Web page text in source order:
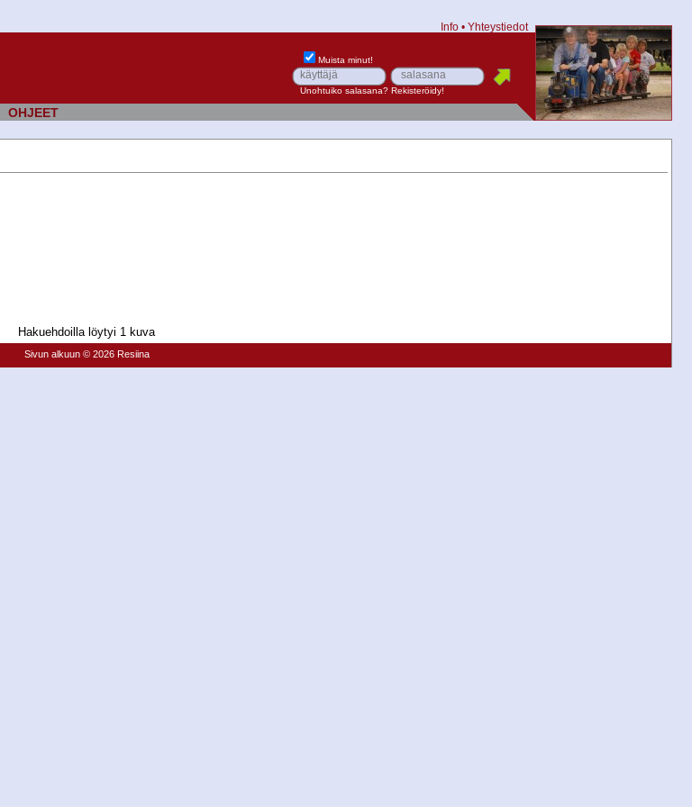
OHJEET
Info • Yhteystiedot
Muista minut!
Unohtuiko salasana? Rekisteröidy!
Hakuehdoilla löytyi 1 kuva
Sivun alkuun © 2026 Resiina